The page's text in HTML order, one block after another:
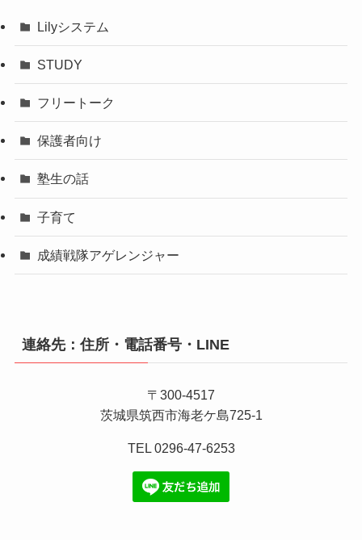
Lilyシステム
STUDY
フリートーク
保護者向け
塾生の話
子育て
成績戦隊アゲレンジャー
連絡先：住所・電話番号・LINE
〒300-4517
茨城県筑西市海老ケ島725-1
TEL 0296-47-6253